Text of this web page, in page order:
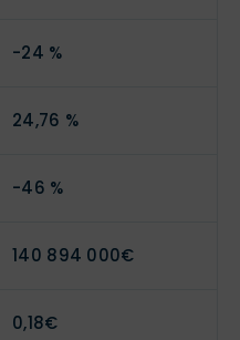
-24 %
24,76 %
-46 %
140 894 000€
0,18€